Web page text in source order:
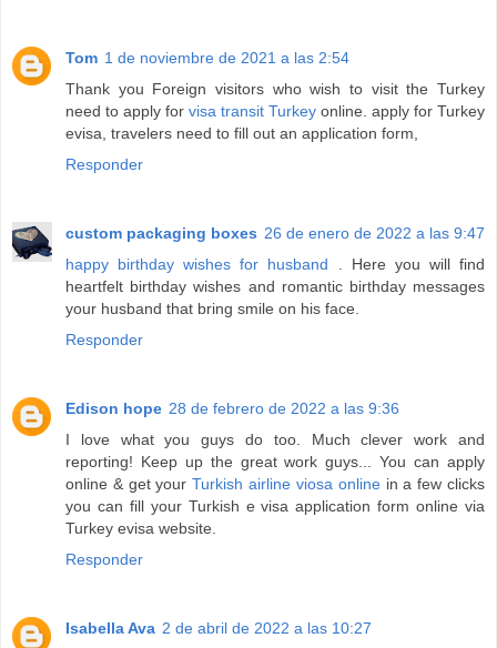
Tom 1 de noviembre de 2021 a las 2:54
Thank you Foreign visitors who wish to visit the Turkey
need to apply for visa transit Turkey online. apply for Turkey
evisa, travelers need to fill out an application form,
Responder
custom packaging boxes 26 de enero de 2022 a las 9:47
happy birthday wishes for husband . Here you will find
heartfelt birthday wishes and romantic birthday messages
your husband that bring smile on his face.
Responder
Edison hope 28 de febrero de 2022 a las 9:36
I love what you guys do too. Much clever work and
reporting! Keep up the great work guys... You can apply
online & get yourTurkish airline viosa onlinein a few clicks
you can fill your Turkish e visa application form online via
Turkey evisa website.
Responder
Isabella Ava 2 de abril de 2022 a las 10:27